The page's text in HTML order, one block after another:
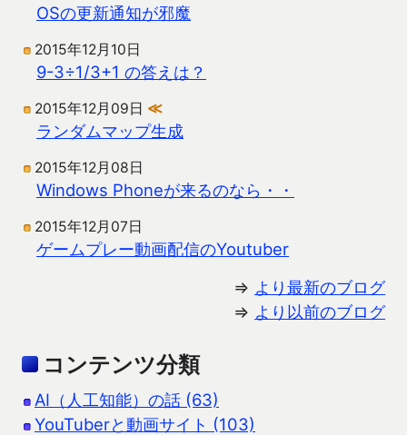
OSの更新通知が邪魔
2015年12月10日
9-3÷1/3+1 の答えは？
2015年12月09日 ≪
ランダムマップ生成
2015年12月08日
Windows Phoneが来るのなら・・
2015年12月07日
ゲームプレー動画配信のYoutuber
⇒ より最新のブログ
⇒ より以前のブログ
コンテンツ分類
AI（人工知能）の話 (63)
YouTuberと動画サイト (103)